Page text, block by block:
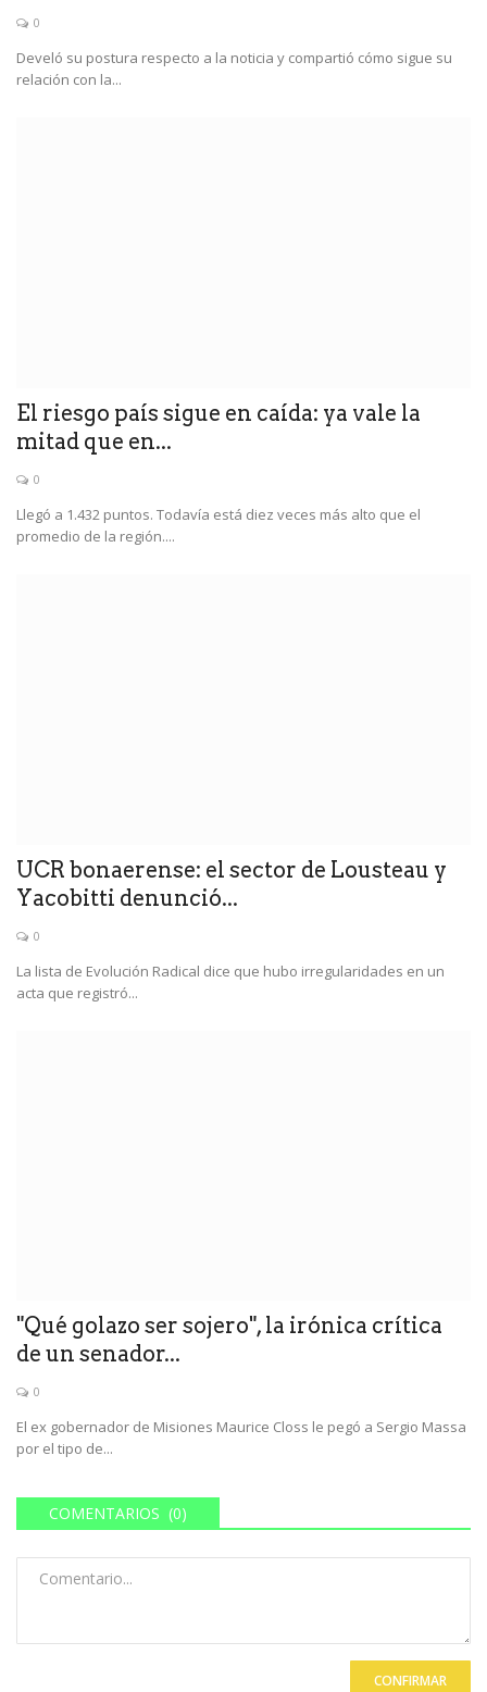
0
Develó su postura respecto a la noticia y compartió cómo sigue su
relación con la...
El riesgo país sigue en caída: ya vale la
mitad que en...
0
Llegó a 1.432 puntos. Todavía está diez veces más alto que el
promedio de la región....
UCR bonaerense: el sector de Lousteau y
Yacobitti denunció...
0
La lista de Evolución Radical dice que hubo irregularidades en un
acta que registró...
"Qué golazo ser sojero", la irónica crítica
de un senador...
0
El ex gobernador de Misiones Maurice Closs le pegó a Sergio Massa
por el tipo de...
COMENTARIOS (0)
CONFIRMAR